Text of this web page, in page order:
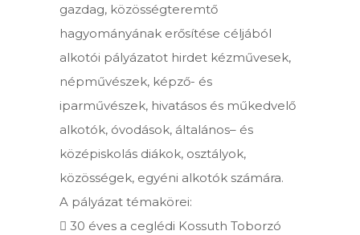
gazdag, közösségteremtő
hagyományának erősítése céljából
alkotói pályázatot hirdet kézművesek,
népművészek, képző- és
iparművészek, hivatásos és műkedvelő
alkotók, óvodások, általános– és
középiskolás diákok, osztályok,
közösségek, egyéni alkotók számára.
A pályázat témakörei:
 30 éves a ceglédi Kossuth Toborzó